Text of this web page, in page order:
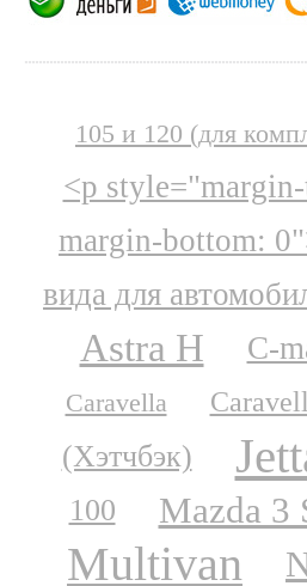
105 и 120 (для
<p
margin-bottom:
вида для
Astra H C-
Caravella
(Хэтчбэк)
100 Mazda 3
Multivan